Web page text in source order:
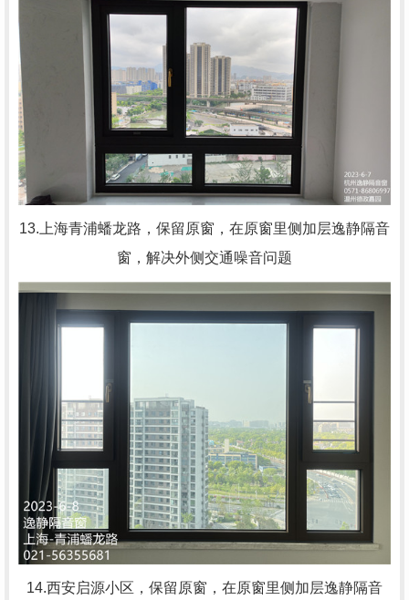
13.上海青浦蟠龙路， 保留原窗，在原窗里侧加层逸静隔音
窗，解决外侧交通噪音问题
14.西安启源小区， 保留原窗，在原窗里侧加层逸静隔音